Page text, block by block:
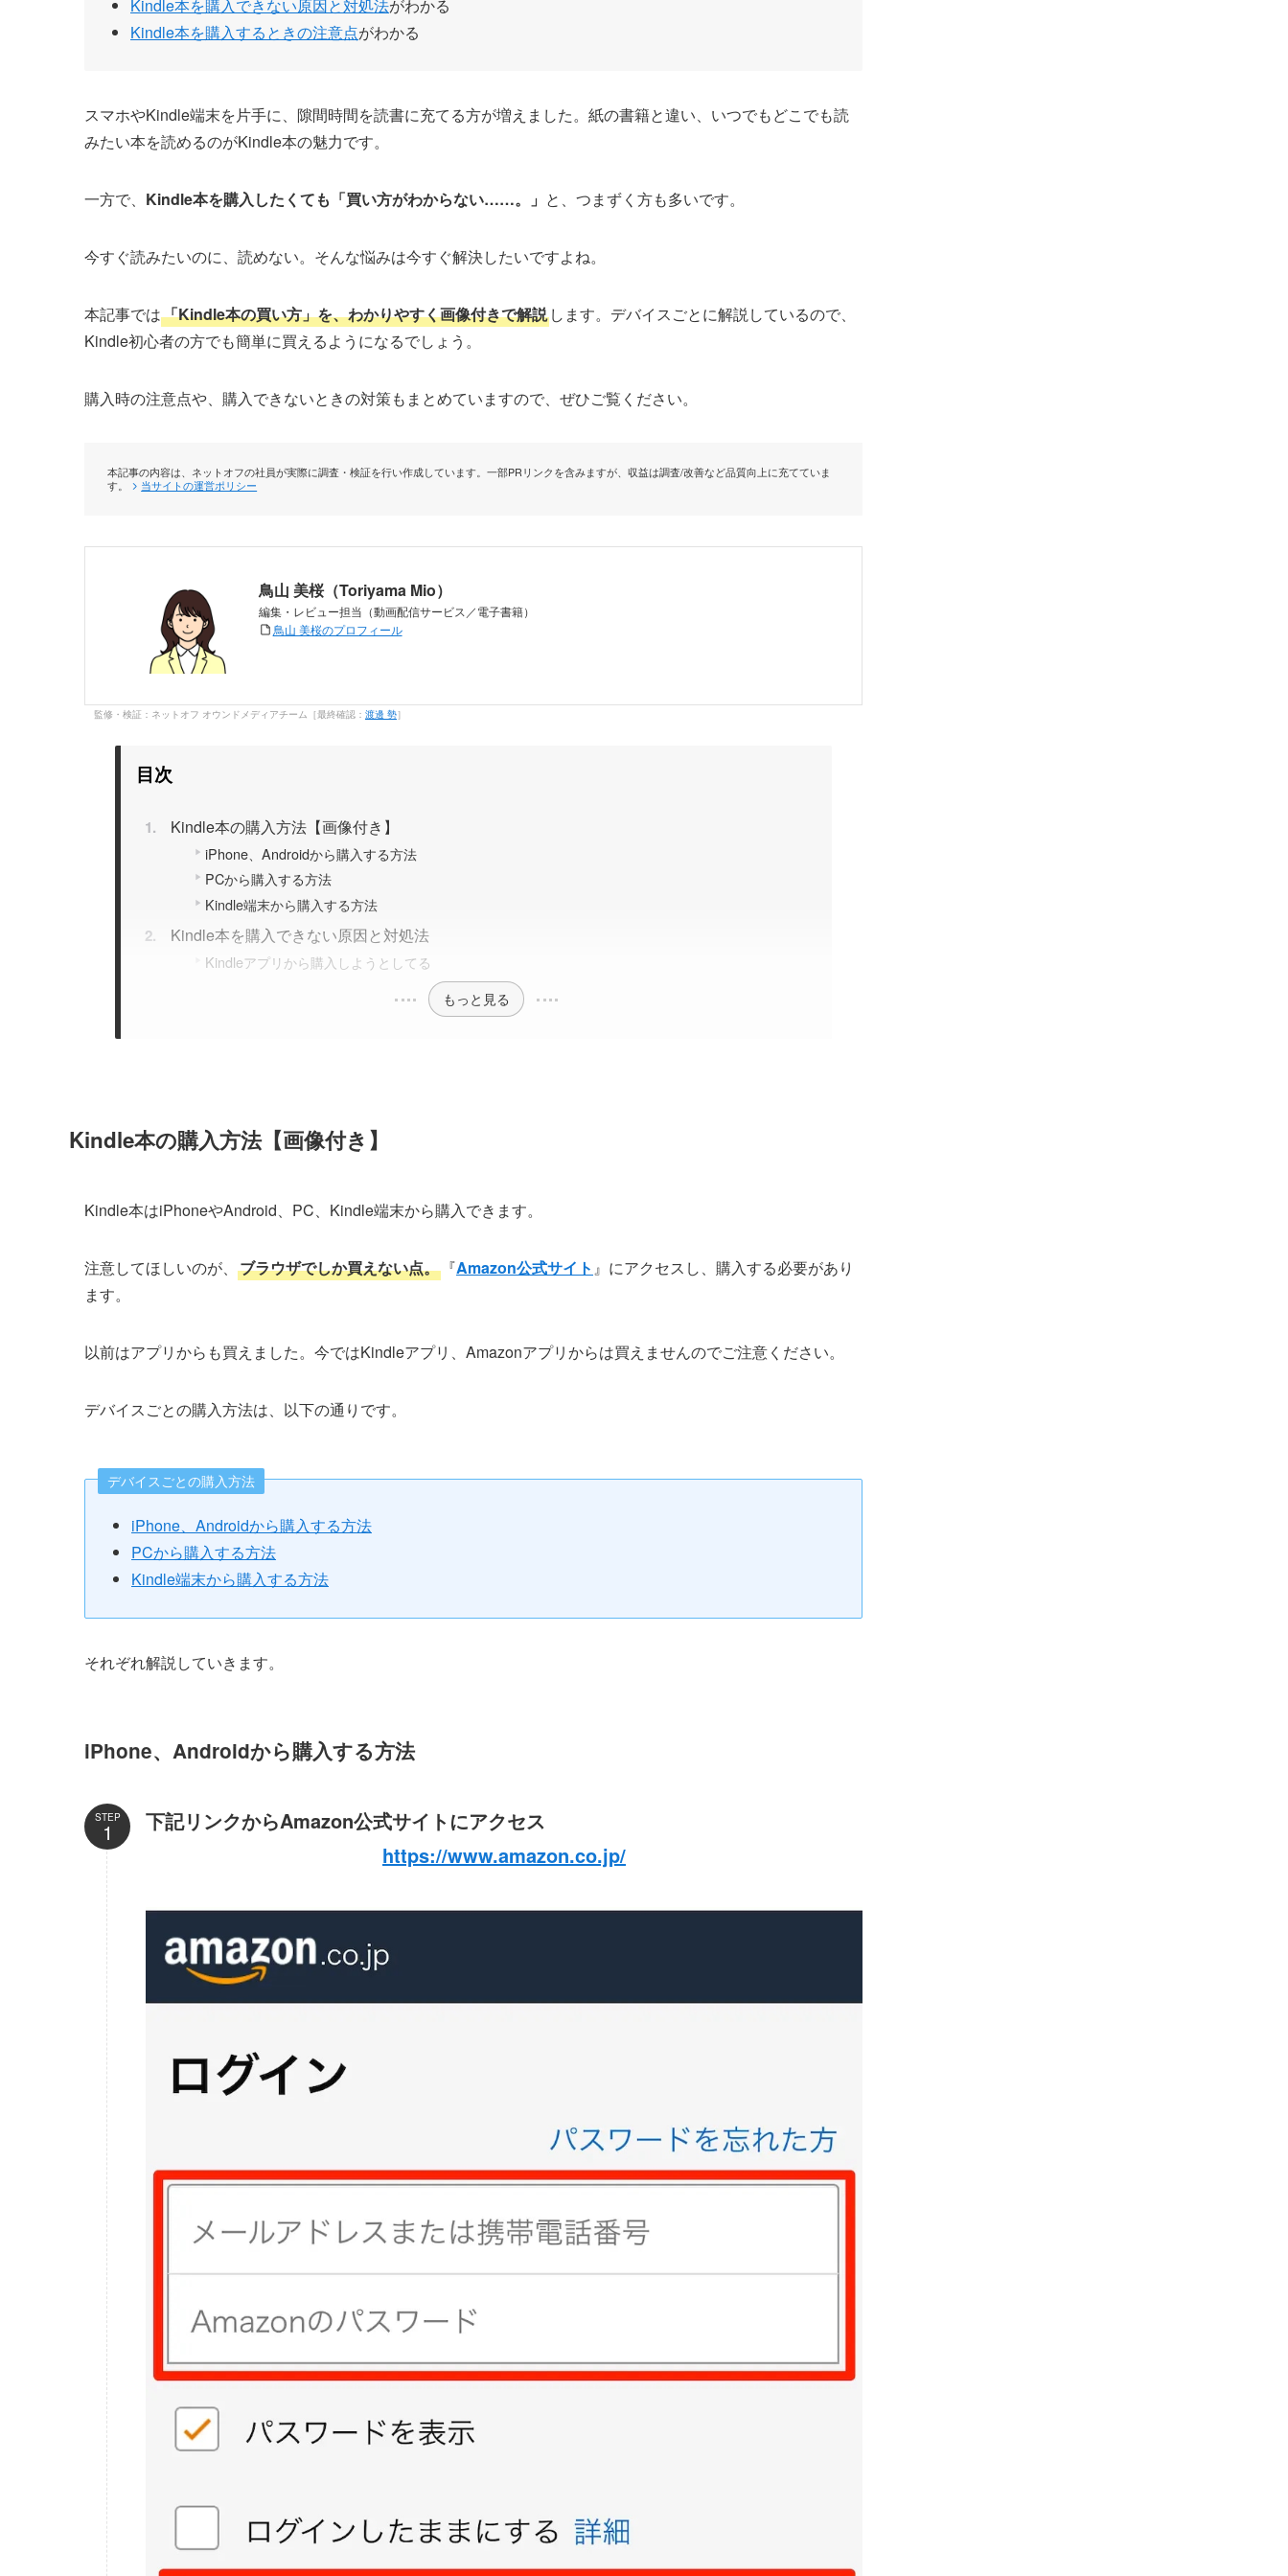
Kindle本を購入できない原因と対処法がわかる
Kindle本を購入するときの注意点がわかる
スマホやKindle端末を片手に、隙間時間を読書に充てる方が増えました。紙の書籍と違い、いつでもどこでも読
みたい本を読めるのがKindle本の魅力です。
一方で、 Kindle本を購入したくても「買い方がわからない……。」 と、つまずく方も多いです。
今すぐ読みたいのに、読めない。そんな悩みは今すぐ解決したいですよね。
本記事では「Kindle本の買い方」を、わかりやすく画像付きで解説 します。デバイスごとに解説しているので、
Kindle初心者の方でも簡単に買えるようになるでしょう。
購入時の注意点や、購入できないときの対策もまとめていますので、ぜひご覧ください。
本記事の内容は、ネットオフの社員が実際に調査・検証を行い作成しています。一部PRリンクを含みますが、収益は調査/改善など品質向上に充てていま
す。
当サイトの運営ポリシー
鳥山 美桜（Toriyama Mio）
編集・レビュー担当（動画配信サービス／電子書籍）
鳥山 美桜のプロフィール
監修・検証：ネットオフ オウンドメディアチーム［最終確認： 渡邊 勢］
目次
Kindle本の購入方法【画像付き】
iPhone、Androidから購入する方法
PCから購入する方法
Kindle端末から購入する方法
Kindle本を購入できない原因と対処法
Kindleアプリから購入しようとしてる
もっと見る
Kindle本の購入方法【画像付き】
Kindle本はiPhoneやAndroid、PC、Kindle端末から購入できます。
注意してほしいのが、 ブラウザでしか買えない点。 『Amazon公式サイト 』にアクセスし、購入する必要があり
ます。
以前はアプリからも買えました。今ではKindleアプリ、Amazonアプリからは買えませんのでご注意ください。
デバイスごとの購入方法は、以下の通りです。
デバイスごとの購入方法
iPhone、Androidから購入する方法
PCから購入する方法
Kindle端末から購入する方法
それぞれ解説していきます。
iPhone、Androidから購入する方法
STEP
下記リンクからAmazon公式サイトにアクセス
https://www.amazon.co.jp/